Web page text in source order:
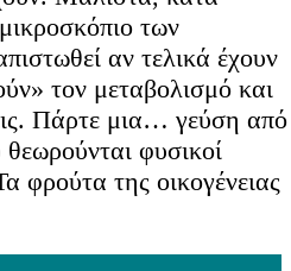
των
αν τελικά έχουν
τον μεταβολισμό και
Πάρτε μια… γεύση από
θεωρούνται φυσικοί
φρούτα της οικογένειας